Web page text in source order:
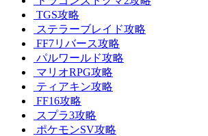
TGS攻略
ステラーブレイド攻略
FF7リバース攻略
パルワールド攻略
マリオRPG攻略
ティアキン攻略
FF16攻略
スプラ3攻略
ポケモンSV攻略